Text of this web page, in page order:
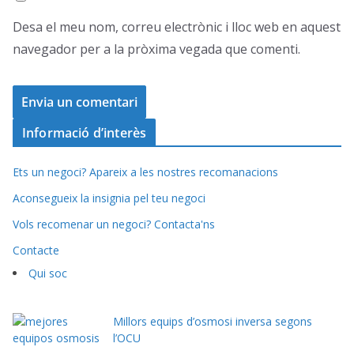
Desa el meu nom, correu electrònic i lloc web en aquest
navegador per a la pròxima vegada que comenti.
Informació d’interès
Ets un negoci? Apareix a les nostres recomanacions
Aconsegueix la insignia pel teu negoci
Vols recomenar un negoci? Contacta'ns
Contacte
Qui soc
Millors equips d’osmosi inversa segons
l’OCU